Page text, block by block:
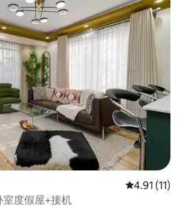
平均评分
4.91 (11)
度假屋+接机